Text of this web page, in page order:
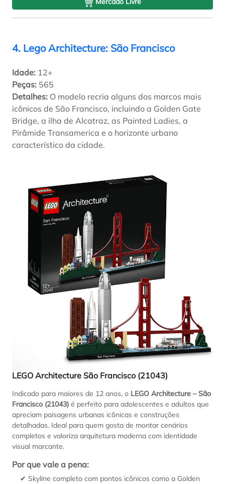
4. Lego Architecture: São Francisco
Idade: 12+
Peças: 565
Detalhes: O modelo recria alguns dos marcos mais
icônicos de São Francisco, incluindo a Golden Gate
Bridge, a ilha de Alcatraz, as Painted Ladies, a
Pirâmide Transamerica e o horizonte urbano
característico da cidade.
LEGO Architecture São Francisco (21043)
Indicado para maiores de 12 anos, o LEGO Architecture – São
Francisco (21043) é perfeito para adolescentes e adultos que
apreciam paisagens urbanas icônicas e construções
detalhadas. Ideal para quem gosta de montar cenários
completos e valoriza arquitetura moderna com identidade
visual marcante.
Por que vale a pena:
✔ Skyline completo com pontos icônicos como a Golden